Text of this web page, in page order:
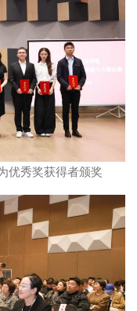
优秀奖获得者颁奖